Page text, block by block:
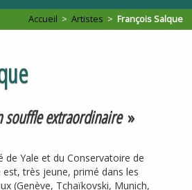
Accueil >Artistes >François Salque
souffle extraordinaire »
de Yale et du Conservatoire de
est, très jeune, primé dans les
(Genève, Tchaïkovski, Munich,